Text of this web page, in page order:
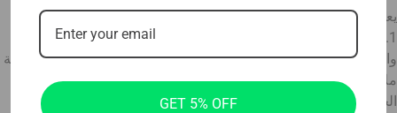
يعتمد عليها المشتري.
10.5.1. عند استلام البضاعة، يجب على المشتري فحصها على الفور
والتأكد من أن البضاعة غير تالفة، ومطابقة للطلبية، وكاملة. وفي حالة
ملاحظة المشتري أن الطرد تالف (مسحوق أو مبلل أو تالف من
الخارج)، أو أن البضاعة تالفة و/أو أن البضاعة غير مكتملة، يجب على
GET 5% OFF